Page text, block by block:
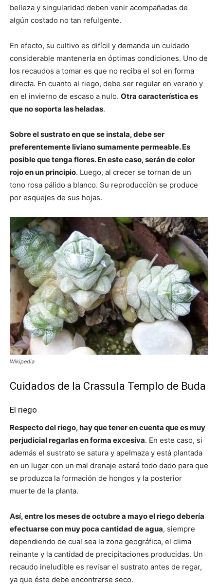
belleza y singularidad deben venir acompañadas de
algún costado no tan refulgente.
En efecto, su cultivo es difícil y demanda un cuidado
considerable mantenerla en óptimas condiciones. Uno de
los recaudos a tomar es que no reciba el sol en forma
directa. En cuanto al riego, debe ser regular en verano y
en el invierno de escaso a nulo. Otra característica es
que no soporta las heladas.
Sobre el sustrato en que se instala, debe ser
preferentemente liviano sumamente permeable. Es
posible que tenga flores. En este caso, serán de color
rojo en un principio. Luego, al crecer se tornan de un
tono rosa pálido a blanco. Su reproducción se produce
por esquejes de sus hojas.
Wikipedia
Cuidados de la Crassula Templo de Buda
El riego
Respecto del riego, hay que tener en cuenta que es muy
perjudicial regarlas en forma excesiva. En este caso, si
además el sustrato se satura y apelmaza y está plantada
en un lugar con un mal drenaje estará todo dado para que
se produzca la formación de hongos y la posterior
muerte de la planta.
Así, entre los meses de octubre a mayo el riego debería
efectuarse con muy poca cantidad de agua, siempre
dependiendo de cual sea la zona geográfica, el clima
reinante y la cantidad de precipitaciones producidas. Un
recaudo ineludible es revisar el sustrato antes de regar,
ya que éste debe encontrarse seco.